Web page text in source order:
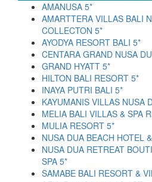
AMANUSA 5*
AMARTTERA VILLAS BALI
COLLECTON 5*
AYODYA RESORT BALI 5*
CENTARA GRAND NUSA
GRAND HYATT 5*
HILTON BALI RESORT 5*
INAYA PUTRI BALI 5*
KAYUMANIS VILLAS NUSA
MELIA BALI VILLAS & SPA
MULIA RESORT 5*
NUSA DUA BEACH HOTEL
NUSA DUA RETREAT
SPA 5*
SAMABE BALI RESORT &